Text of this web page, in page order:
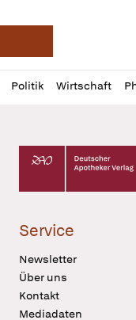
Deutsche
Politik Wirtschaft
Profil
öffnen
Daz
Pur
Deutscher
Service
Newsletter
Über uns
Kontakt
Mediadaten